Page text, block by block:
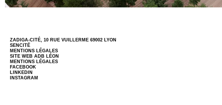
ZADIGA-CITÉ, 10 RUE VUILLERME 69002 LYON
SENCITÉ
MENTIONS LÉGALES
SITE WEBADB LÉON
MENTIONS LÉGALES
FACEBOOK
LINKEDIN
INSTAGRAM